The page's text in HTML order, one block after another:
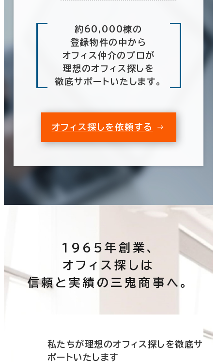
約60,000棟の
登録物件の中から
オフィス仲介のプロが
理想のオフィス探しを
徹底サポートいたします。
オフィス探しを依頼する
1965年創業、
オフィス探しは
信頼と実績の三鬼商事へ。
私たちが理想のオフィス探しを徹底サ
ポートいたします